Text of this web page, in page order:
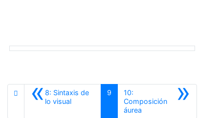
«8: Sintaxis de
lo visualAnterior
9 »
10:
Composición
áurea